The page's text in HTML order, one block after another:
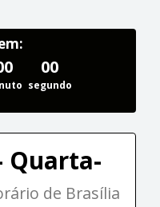
00
segundo
Quarta-
de Brasília